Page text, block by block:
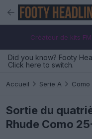
Créateur de kits
Did you know? Footy
Click here to switch.
Accueil Serie A Como
Sortie du
Rhude Como